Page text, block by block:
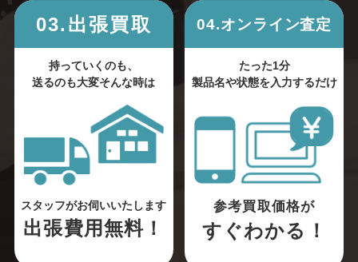
03.出張買取
持っていくのも、
送るのも大変そんな時は
スタッフがお伺いいたします
出張費用無料！
04.オンライン査定
たった1分
製品名や状態を入力するだけ
参考買取価格が
すぐわかる！